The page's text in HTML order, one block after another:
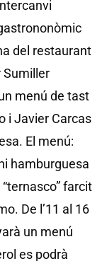
del restaurant
Sumiller
menú de tast
i Javier Carcas
El menú:
hamburguesa
farcit
De l’11 al 16
un menú
es podrà